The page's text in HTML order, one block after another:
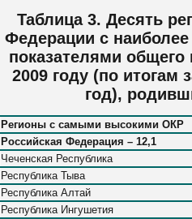
Таблица 3. Десять
Федерации с
показателями
2009 году (по итогам
год),
Регионы с самыми высокими ОКР
Российская Федерация – 12,1
Чеченская Республика
Республика Тыва
Республика Алтай
Республика Ингушетия